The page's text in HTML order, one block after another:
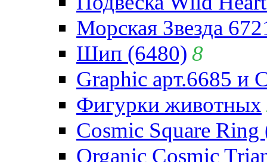
Морская Звезда
Шип (6480) 8
Graphic арт.6685 и
Фигурки животных
Cosmic Square Ring
Organic Cosmic